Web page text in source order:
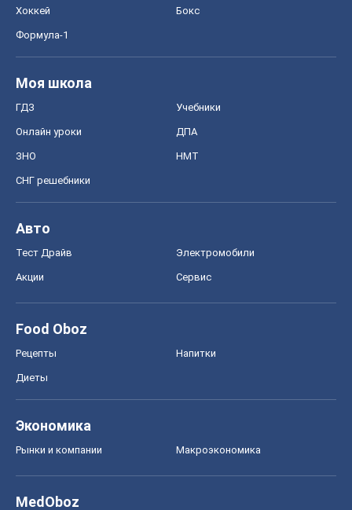
Хоккей Бокс
Формула-1
Моя школа
ГДЗ Учебники
Онлайн уроки ДПА
ЗНО НМТ
СНГ решебники
Авто
Тест Драйв Электромобили
Акции Сервис
Food Oboz
Рецепты Напитки
Диеты
Экономика
Рынки и компании Mакроэкономика
MedOboz